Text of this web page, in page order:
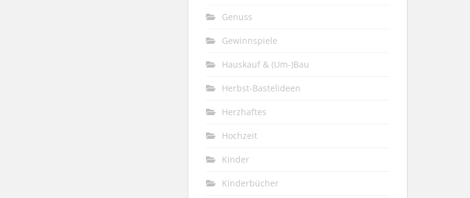
Genuss
Gewinnspiele
Hauskauf & (Um-)Bau
Herbst-Bastelideen
Herzhaftes
Hochzeit
Kinder
Kinderbücher